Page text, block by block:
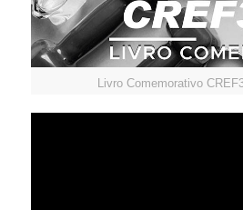
Livro Comemorativo